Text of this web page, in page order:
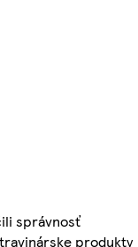
správnosť
produkty